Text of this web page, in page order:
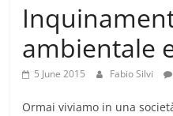
ambientale
5 June 2015 Fabio Silvi
Ormai viviamo in una